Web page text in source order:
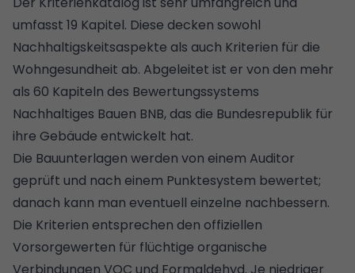
umfasst 19 Kapitel. Diese decken sowohl
Nachhaltigskeitsaspekte als auch Kriterien für die
Wohngesundheit ab. Abgeleitet ist er von den mehr
als 60 Kapiteln des Bewertungssystems
Nachhaltiges Bauen BNB, das die Bundesrepublik für
ihre Gebäude entwickelt hat.
Die Bauunterlagen werden von einem Auditor
geprüft und nach einem Punktesystem bewertet;
danach kann man eventuell einzelne nachbessern.
Die Kriterien entsprechen den offiziellen
Vorsorgewerten für flüchtige organische
Verbindungen VOC und Formaldehyd. Je niedriger